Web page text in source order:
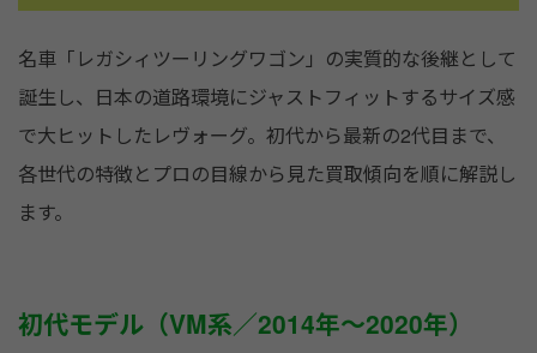
名車「レガシィツーリングワゴン」の実質的な後継として
誕生し、日本の道路環境にジャストフィットするサイズ感
で大ヒットしたレヴォーグ。初代から最新の2代目まで、
各世代の特徴とプロの目線から見た買取傾向を順に解説し
ます。
初代モデル（VM系／2014年〜2020年）